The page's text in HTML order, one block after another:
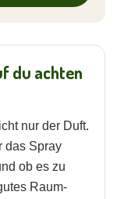
du achten
nur der Duft.
das Spray
ob es zu
Raum-